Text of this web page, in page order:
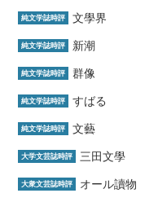
純文学誌時評 文學界
純文学誌時評 新潮
純文学誌時評 群像
純文学誌時評 すばる
純文学誌時評 文藝
大学文芸誌時評 三田文學
大衆文芸誌時評 オール讀物